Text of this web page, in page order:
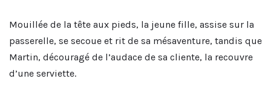
Mouillée de la tête aux pieds, la jeune fille, assise sur la
passerelle, se secoue et rit de sa mésaventure, tandis que
Martin, découragé de l’audace de sa cliente, la recouvre
d’une serviette.